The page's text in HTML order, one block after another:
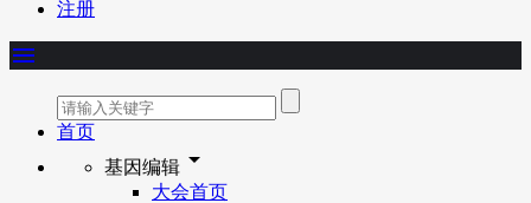
注册
menu
首页
基因编辑 arrow_drop_down
大会首页